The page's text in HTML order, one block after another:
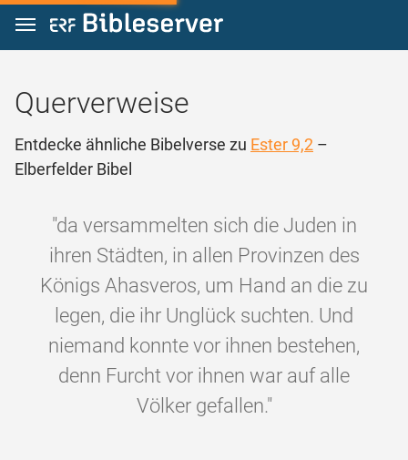
Zum Inhalt springen
Querverweise
Entdecke ähnliche Bibelverse zu Ester 9,2 –
Elberfelder Bibel
"da versammelten sich die Juden in
ihren Städten, in allen Provinzen des
Königs Ahasveros, um Hand an die zu
legen, die ihr Unglück suchten. Und
niemand konnte vor ihnen bestehen,
denn Furcht vor ihnen war auf alle
Völker gefallen."